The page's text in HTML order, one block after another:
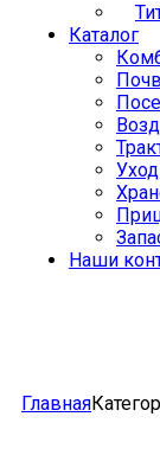
Каталог
Наши
Главная